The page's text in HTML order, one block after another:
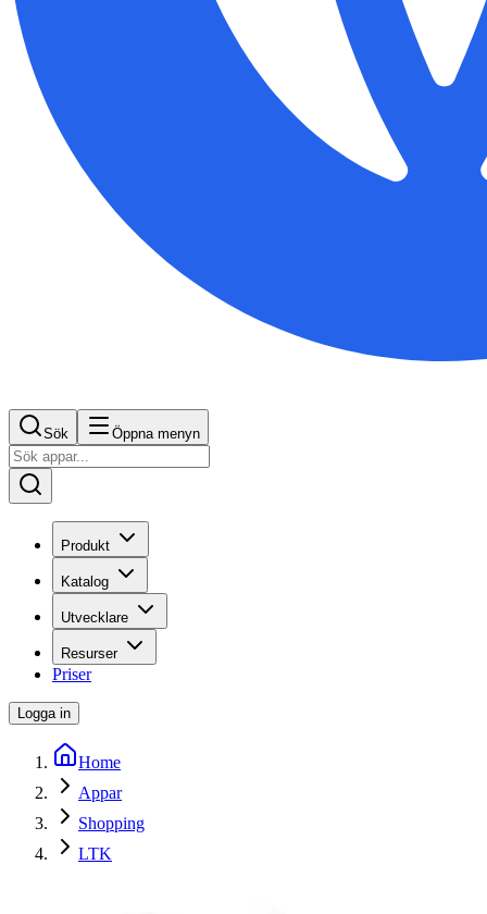
Sök Öppna menyn
Produkt
Katalog
Utvecklare
Resurser
Priser
Logga in
Home
Appar
Shopping
LTK